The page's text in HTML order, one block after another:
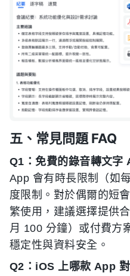
五、常見問題 FAQ
Q1：免費的錄音轉文字
App 會有時長限制（如
度限制。對於偶爾的短
繁使用，建議選擇提供
月 100 分鐘）或付費方
穩定性與資料安全。
Q2：iOS 上哪款 App